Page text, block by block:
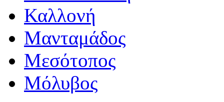
Καλλονή
Μανταμάδος
Μεσότοπος
Μόλυβος